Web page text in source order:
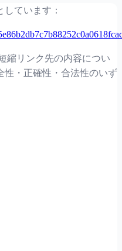
ています：
縮リンク先の内容につい
性・正確性・合法性のいず